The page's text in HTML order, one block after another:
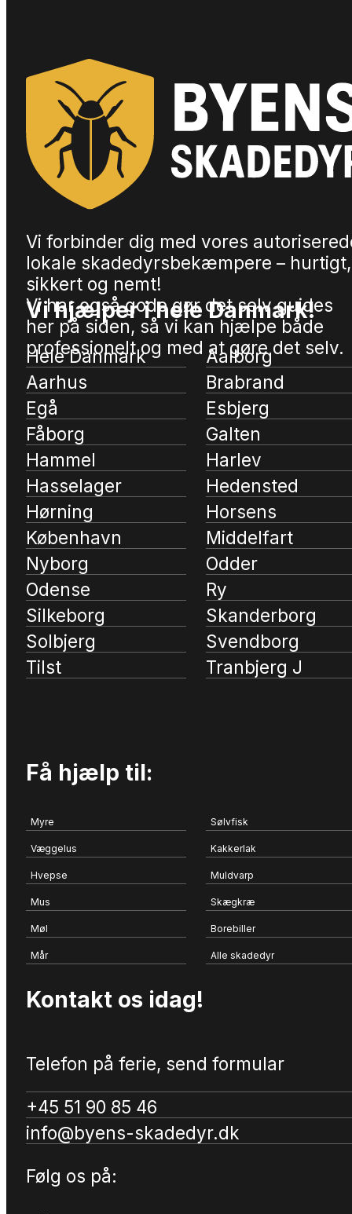
Vi forbinder dig med vores
lokale skadedyrsbekæmpere – hurtigt,
sikkert og nemt!
Vi har også gode gør det selv guides
her på siden, så vi kan hjælpe både
professionelt og med at gøre det selv.
Vi hjælper i hele Danmark!
Hele Danmark
Aalborg
Aarhus
Brabrand
Egå
Esbjerg
Fåborg
Galten
Hammel
Harlev
Hasselager
Hedensted
Hørning
Horsens
København
Middelfart
Nyborg
Odder
Odense
Ry
Silkeborg
Skanderborg
Solbjerg
Svendborg
Tilst
Tranbjerg J
Få hjælp til:
Myre Sølvfisk
Væggelus Kakkerlak
Hvepse Muldvarp
Mus Skægkræ
Møl Borebiller
Mår Alle skadedyr
Kontakt os idag!
Telefon på ferie, send formular
+45 51 90 85 46
info@byens-skadedyr.dk
Følg os på: